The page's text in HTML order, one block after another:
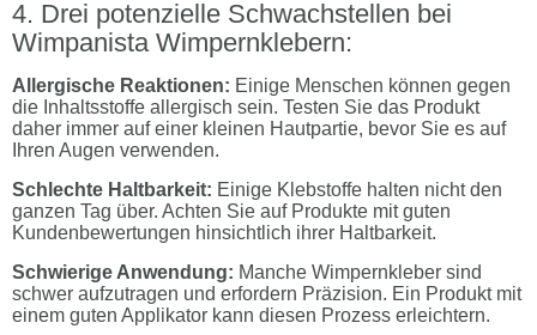
Drei potenzielle Schwachstellen bei
Wimpanista Wimpernklebern:
Allergische Reaktionen: Einige Menschen können gegen
die Inhaltsstoffe allergisch sein. Testen Sie das Produkt
daher immer auf einer kleinen Hautpartie, bevor Sie es auf
Ihren Augen verwenden.
Schlechte Haltbarkeit: Einige Klebstoffe halten nicht den
ganzen Tag über. Achten Sie auf Produkte mit guten
Kundenbewertungen hinsichtlich ihrer Haltbarkeit.
Schwierige Anwendung: Manche Wimpernkleber sind
schwer aufzutragen und erfordern Präzision. Ein Produkt mit
einem guten Applikator kann diesen Prozess erleichtern.